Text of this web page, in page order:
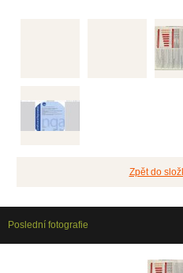
Zpět do
Poslední fotografie